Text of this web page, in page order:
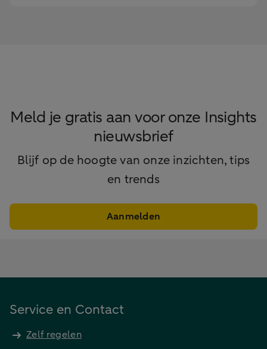
Meld je gratis aan voor onze Insights
nieuwsbrief
Blijf op de hoogte van onze inzichten, tips
en trends
Aanmelden
Service en Contact
Zelf regelen